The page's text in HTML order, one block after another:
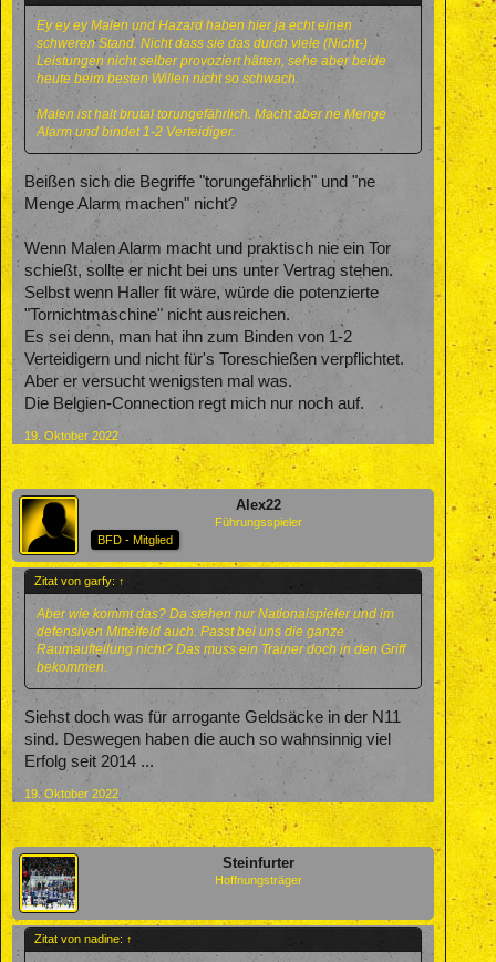
Ey ey ey Malen und Hazard haben hier ja echt einen
schweren Stand. Nicht dass sie das durch viele (Nicht-)
Leistungen nicht selber provoziert hätten, sehe aber beide
heute beim besten Willen nicht so schwach.
Malen ist halt brutal torungefährlich. Macht aber ne Menge
Alarm und bindet 1-2 Verteidiger.
Beißen sich die Begriffe "torungefährlich" und "ne
Menge Alarm machen" nicht?
Wenn Malen Alarm macht und praktisch nie ein Tor
schießt, sollte er nicht bei uns unter Vertrag stehen.
Selbst wenn Haller fit wäre, würde die potenzierte
"Tornichtmaschine" nicht ausreichen.
Es sei denn, man hat ihn zum Binden von 1-2
Verteidigern und nicht für's Toreschießen verpflichtet.
Aber er versucht wenigsten mal was.
Die Belgien-Connection regt mich nur noch auf.
19. Oktober 2022
Alex22
Führungsspieler
BFD - Mitglied
Zitat von garfy: ↑
Aber wie kommt das? Da stehen nur Nationalspieler und im
defensiven Mittelfeld auch. Passt bei uns die ganze
Raumaufteilung nicht? Das muss ein Trainer doch in den Griff
bekommen.
Siehst doch was für arrogante Geldsäcke in der N11
sind. Deswegen haben die auch so wahnsinnig viel
Erfolg seit 2014 ...
19. Oktober 2022
Steinfurter
Hoffnungsträger
Zitat von nadine: ↑